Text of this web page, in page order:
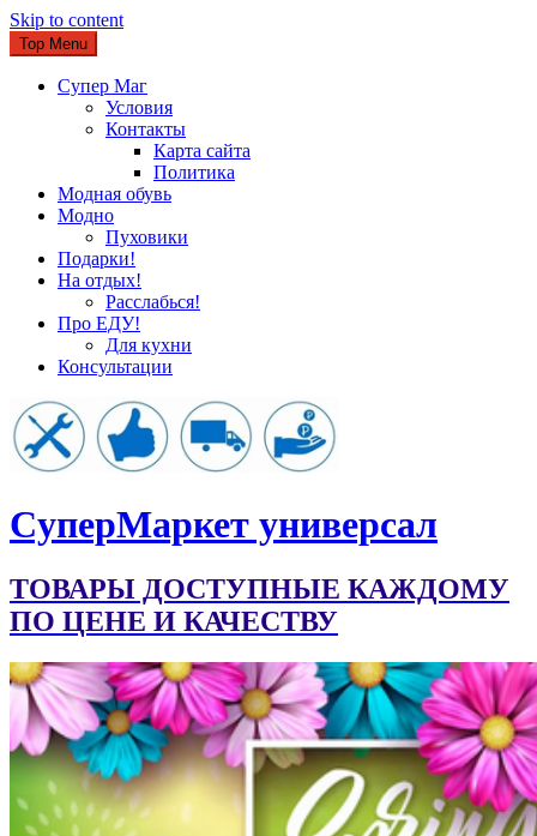
Skip to content
Top Menu
Супер Маг
Условия
Контакты
Карта сайта
Политика
Модная обувь
Модно
Пуховики
Подарки!
На отдых!
Расслабься!
Про ЕДУ!
Для кухни
Консультации
CуперМаркет универсал
ТОВАРЫ ДОСТУПНЫЕ КАЖДОМУ
ПО ЦЕНЕ И КАЧЕСТВУ